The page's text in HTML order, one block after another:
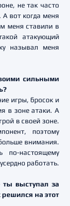
не так часто
А вот когда меня
меня ставили в
атакующий
называл меня
сильными
игры, бросок и
в зоне атаки. А
в своей зоне.
поэтому
внимания.
настоящему
работать.
выступал за
решился на этот